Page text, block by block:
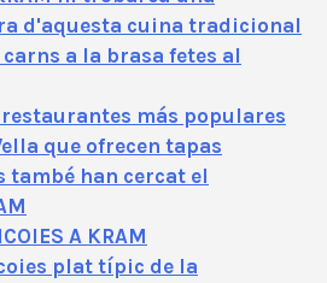
d'aquesta cuina tradicional
a la brasa fetes al
más populares
que ofrecen tapas
també han cercat el
A KRAM
plat típic de la